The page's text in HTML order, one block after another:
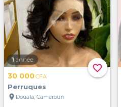
favorite_border
1 année
30 000CFA
Perruques
location_on Douala, Cameroun